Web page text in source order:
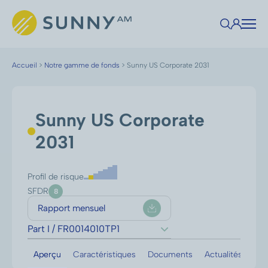
Accueil > Notre gamme de fonds > Sunny US Corporate 2031
Sunny US Corporate
2031
Profil de risque
SFDR
8
Part I / FR0014010TP1
Rapport mensuel
Aperçu Caractéristiques Documents Actualités